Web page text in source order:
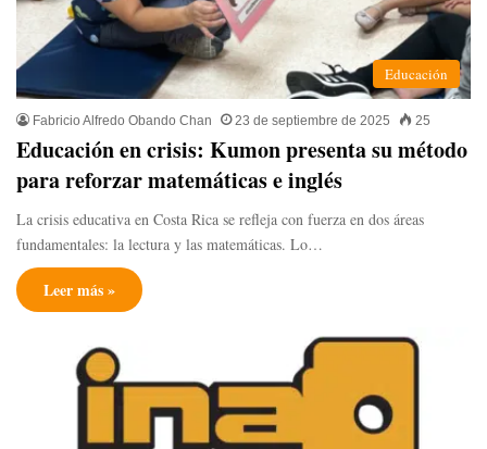
Educación
Fabricio Alfredo Obando Chan 23 de septiembre de 2025 25
Educación en crisis: Kumon presenta su método
para reforzar matemáticas e inglés
La crisis educativa en Costa Rica se refleja con fuerza en dos áreas
fundamentales: la lectura y las matemáticas. Lo…
Leer más »